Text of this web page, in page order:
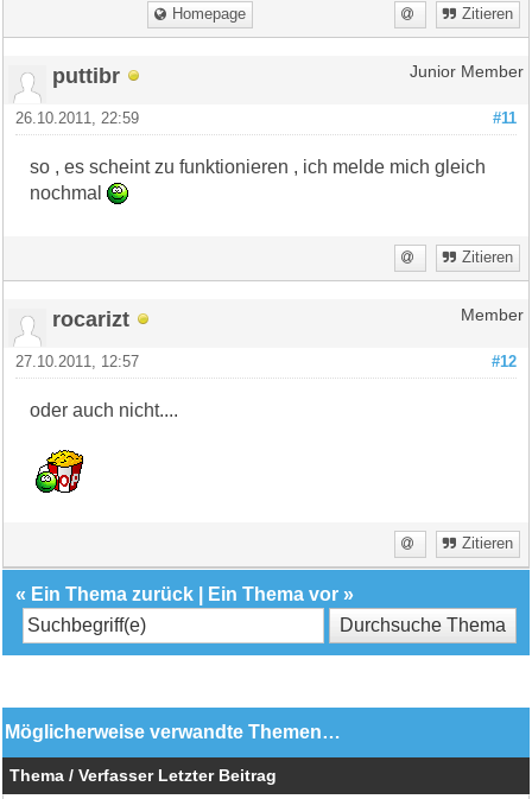
Homepage Zitieren
puttibr Junior Member
#11
26.10.2011, 22:59
so , es scheint zu funktionieren , ich melde mich gleich
nochmal
Zitieren
rocarizt Member
#12
27.10.2011, 12:57
oder auch nicht....
Zitieren
« Ein Thema zurück Ein Thema vor »
Möglicherweise verwandte Themen…
Thema / Verfasser Letzter Beitrag